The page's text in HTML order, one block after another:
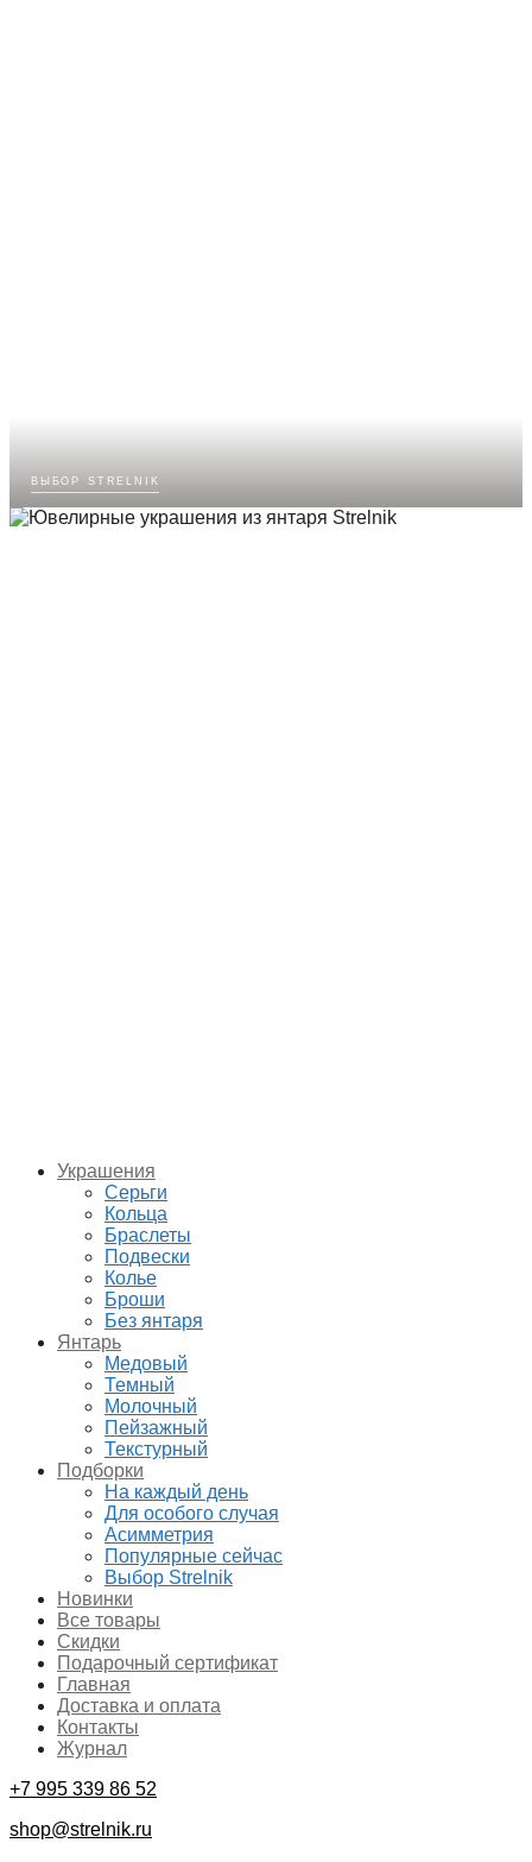
выбор strelnik
Украшения
Серьги
Кольца
Браслеты
Подвески
Колье
Броши
Без янтаря
Янтарь
Медовый
Темный
Молочный
Пейзажный
Текстурный
Подборки
На каждый день
Для особого случая
Асимметрия
Популярные сейчас
Выбор Strelnik
Новинки
Все товары
Скидки
Подарочный сертификат
Главная
Доставка и оплата
Контакты
Журнал
+7 995 339 86 52
shop@strelnik.ru